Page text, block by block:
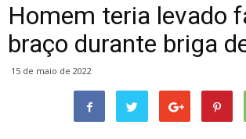
Homem teria levado
braço durante briga
15 de maio de 2022